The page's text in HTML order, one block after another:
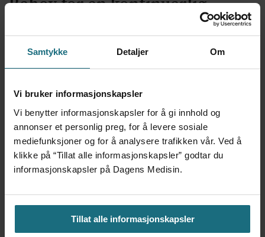
Samtykke Detaljer Om
Vi bruker informasjonskapsler
Vi benytter informasjonskapsler for å gi innhold og
annonser et personlig preg, for å levere sosiale
mediefunksjoner og for å analysere trafikken vår. Ved å
klikke på “Tillat alle informasjonskapsler” godtar du
informasjonskapsler på Dagens Medisin.
Tillat alle informasjonskapsler
Behov for en kontinuerlig
Jeg håper statsråd Vestre tar med dette i sitt
arbeid for bedre tjenester. Nasjonale
myndigheter arbeider både for å forbedre
kvalitetsindikatorene og systematisere
innhentingen av beboere og brukeres
opplevelser av kvaliteten på tjenestene de
mottar. Sammen med dette nasjonale
hva god eldreomsorg er. En debatt hvor både
historier om mangelfull omsorg og god